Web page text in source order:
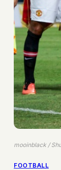
mooinblack /
FOOTBALL